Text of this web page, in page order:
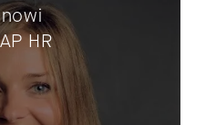
HR